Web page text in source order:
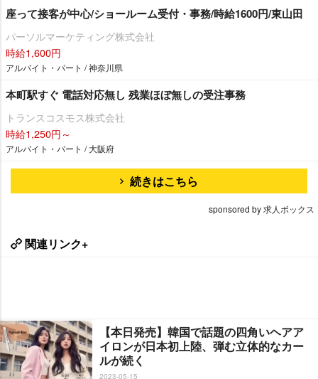
座って接客が中心/ショールーム受付・事務/時給1600円/東山田
パーソルマーケティング株式会社
時給1,600円
アルバイト・パート / 神奈川県
本町駅すぐ 電話対応無し 残業ほぼ無しの受注事務
トランスコスモス株式会社
時給1,250円～
アルバイト・パート / 大阪府
続きはこちら
sponsored by 求人ボックス
関連リンク+
【本日発売】韓国で話題の四角いヘアア
イロンが日本初上陸、弾む立体的なカー
ルが続く
2023-05-15